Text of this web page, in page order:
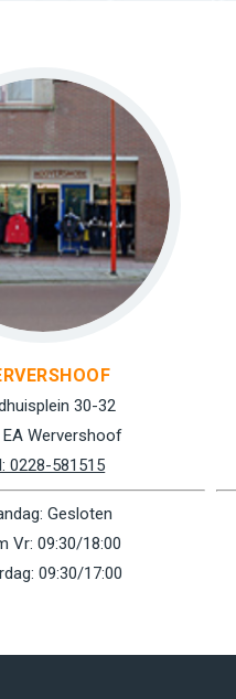
30-32
EA Wervershoof
0228-581515
Gesloten
Vr: 09:30/18:00
09:30/17:00